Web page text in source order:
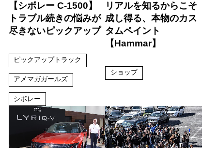
【シボレー C-1500】
トラブル続きの悩みが
尽きないピックアップ
ピックアップトラック
アメマガガールズ
シボレー
リアルを知るからこそ
成し得る、本物のカス
タムペイント
【Hammar】
ショップ